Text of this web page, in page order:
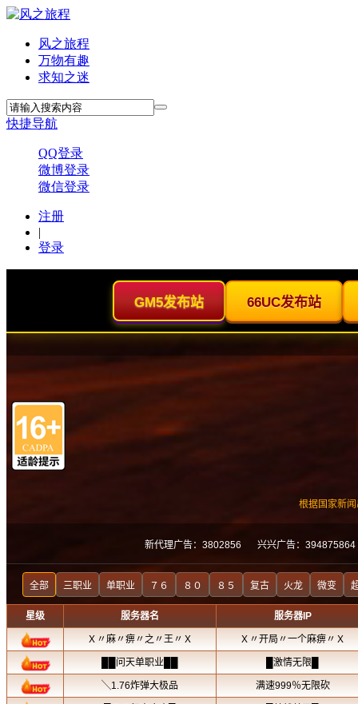
风之旅程
万物有趣
求知之迷
快捷导航
QQ登录
微博登录
微信登录
注册
|
登录